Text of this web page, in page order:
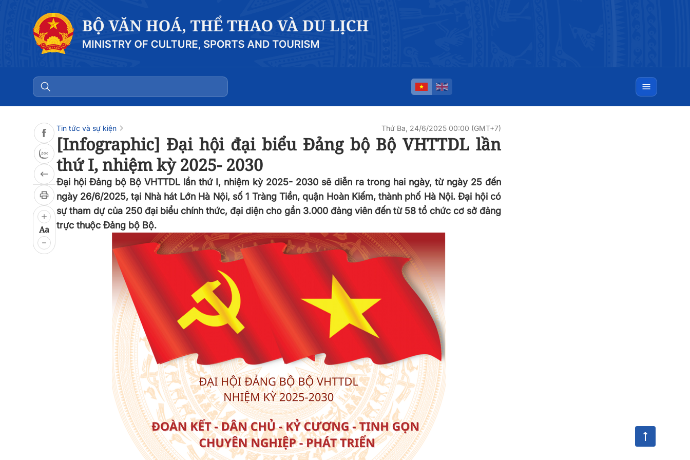
Aa
Tin tức và sự kiện Thứ Ba, 24/6/2025 00:00 (GMT+7)
[Infographic] Đại hội đại biểu Đảng bộ Bộ VHTTDL lần
thứ I, nhiệm kỳ 2025- 2030
Đại hội Đảng bộ Bộ VHTTDL lần thứ I, nhiệm kỳ 2025- 2030 sẽ diễn ra trong hai ngày, từ ngày 25 đến
ngày 26/6/2025, tại Nhà hát Lớn Hà Nội, số 1 Tràng Tiền, quận Hoàn Kiếm, thành phố Hà Nội. Đại hội có
sự tham dự của 250 đại biểu chính thức, đại diện cho gần 3.000 đảng viên đến từ 58 tổ chức cơ sở đảng
trực thuộc Đảng bộ Bộ.
0:00 0:00